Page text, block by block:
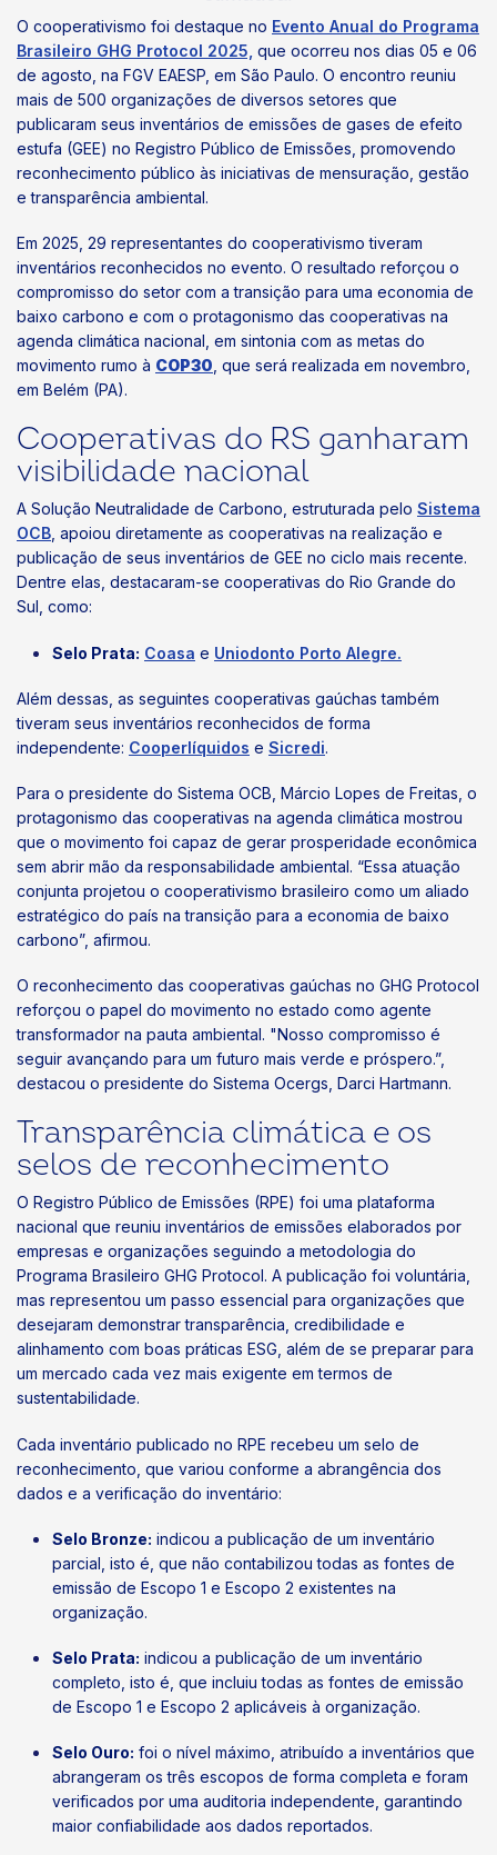
O cooperativismo foi destaque no Evento Anual do Programa
Brasileiro GHG Protocol 2025, que ocorreu nos dias 05 e 06
de agosto, na FGV EAESP, em São Paulo. O encontro reuniu
mais de 500 organizações de diversos setores que
publicaram seus inventários de emissões de gases de efeito
estufa (GEE) no Registro Público de Emissões, promovendo
reconhecimento público às iniciativas de mensuração, gestão
e transparência ambiental.
Em 2025, 29 representantes do cooperativismo tiveram
inventários reconhecidos no evento. O resultado reforçou o
compromisso do setor com a transição para uma economia de
baixo carbono e com o protagonismo das cooperativas na
agenda climática nacional, em sintonia com as metas do
movimento rumo à COP30 , que será realizada em novembro,
em Belém (PA).
Cooperativas do RS ganharam
visibilidade nacional
A Solução Neutralidade de Carbono, estruturada pelo Sistema
OCB , apoiou diretamente as cooperativas na realização e
publicação de seus inventários de GEE no ciclo mais recente.
Dentre elas, destacaram-se cooperativas do Rio Grande do
Sul, como:
Selo Prata: Coasa e Uniodonto Porto Alegre.
Além dessas, as seguintes cooperativas gaúchas também
tiveram seus inventários reconhecidos de forma
independente: Cooperlíquidos e Sicredi.
Para o presidente do Sistema OCB, Márcio Lopes de Freitas, o
protagonismo das cooperativas na agenda climática mostrou
que o movimento foi capaz de gerar prosperidade econômica
sem abrir mão da responsabilidade ambiental. “Essa atuação
conjunta projetou o cooperativismo brasileiro como um aliado
estratégico do país na transição para a economia de baixo
carbono”, afirmou.
O reconhecimento das cooperativas gaúchas no GHG Protocol
reforçou o papel do movimento no estado como agente
transformador na pauta ambiental. "Nosso compromisso é
seguir avançando para um futuro mais verde e próspero.”,
destacou o presidente do Sistema Ocergs, Darci Hartmann.
Transparência climática e os
selos de reconhecimento
O Registro Público de Emissões (RPE) foi uma plataforma
nacional que reuniu inventários de emissões elaborados por
empresas e organizações seguindo a metodologia do
Programa Brasileiro GHG Protocol. A publicação foi voluntária,
mas representou um passo essencial para organizações que
desejaram demonstrar transparência, credibilidade e
alinhamento com boas práticas ESG, além de se preparar para
um mercado cada vez mais exigente em termos de
sustentabilidade.
Cada inventário publicado no RPE recebeu um selo de
reconhecimento, que variou conforme a abrangência dos
dados e a verificação do inventário:
Selo Bronze: indicou a publicação de um inventário
parcial, isto é, que não contabilizou todas as fontes de
emissão de Escopo 1 e Escopo 2 existentes na
organização.
Selo Prata: indicou a publicação de um inventário
completo, isto é, que incluiu todas as fontes de emissão
de Escopo 1 e Escopo 2 aplicáveis à organização.
Selo Ouro: foi o nível máximo, atribuído a inventários que
abrangeram os três escopos de forma completa e foram
verificados por uma auditoria independente, garantindo
maior confiabilidade aos dados reportados.